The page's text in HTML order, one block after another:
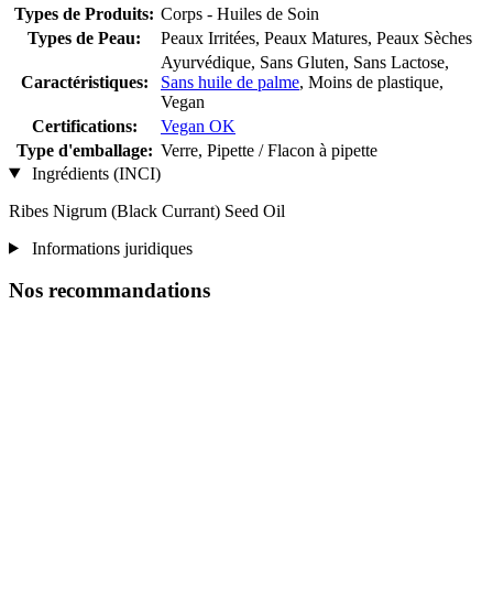
Types de Produits: Corps - Huiles de Soin
Types de Peau:
Peaux Irritées, Peaux Matures, Peaux Sèches
Caractéristiques:
Ayurvédique, Sans Gluten, Sans Lactose,
Sans huile de palme, Moins de plastique,
Vegan
Certifications:
Vegan OK
Type d'emballage: Verre, Pipette / Flacon à pipette
Ingrédients (INCI)
Ribes Nigrum (Black Currant) Seed Oil
Informations juridiques
Nos recommandations